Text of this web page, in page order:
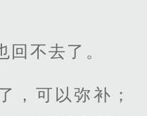
回不去了。
，可以弥补；